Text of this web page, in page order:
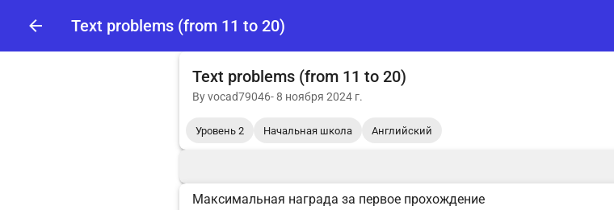
Text problems (from 11 to 20)
Text problems (from 11 to 20)
Byvocad79046-8 ноября 2024 г.
Уровень 2 Начальная школа Английский
Максимальная награда за первое прохождение